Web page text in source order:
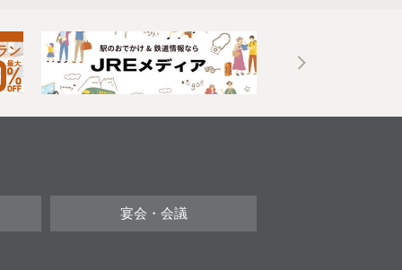
宴会・会議